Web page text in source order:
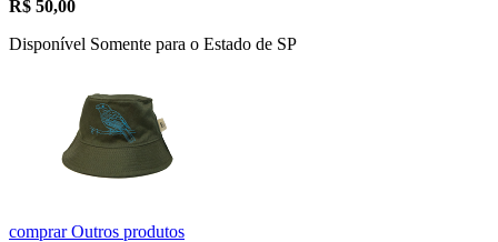
R$ 50,00
Disponível Somente para o Estado de SP
comprarOutros produtos